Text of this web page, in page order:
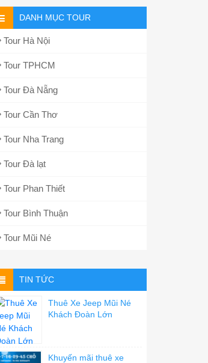
DANH MỤC TOUR
Tour Hà Nội
Tour TPHCM
Tour Đà Nẵng
Tour Cần Thơ
Tour Nha Trang
Tour Đà lạt
Tour Phan Thiết
Tour Bình Thuận
Tour Mũi Né
TIN TỨC
Thuê Xe Jeep Mũi Né
Khách Đoàn Lớn
Khuyến mãi thuê xe